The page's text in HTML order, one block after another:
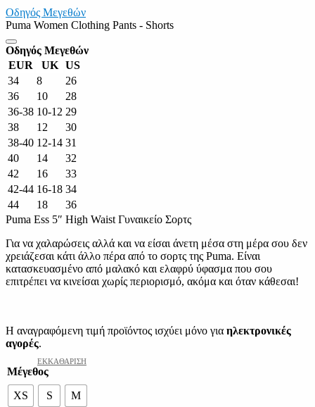
Οδηγός Μεγεθών
Puma Women Clothing Pants - Shorts
Οδηγός Μεγεθών
EUR
UK
US
34
8
26
36
10
28
36-38 10-12 29
38
12
30
38-40 12-14 31
40
14
32
42
16
33
42-44 16-18 34
44
18
36
Puma Ess 5″ High Waist Γυναικείο Σορτς
Για να χαλαρώσεις αλλά και να είσαι άνετη μέσα στη μέρα σου δεν
χρειάζεσαι κάτι άλλο πέρα από το σορτς της Puma. Είναι
κατασκευασμένο από μαλακό και ελαφρύ ύφασμα που σου
επιτρέπει να κινείσαι χωρίς περιορισμό, ακόμα και όταν κάθεσαι!
Η αναγραφόμενη τιμή προϊόντος ισχύει μόνο για ηλεκτρονικές
αγορές.
Μέγεθος
XS S M
ΕΚΚΑΘΆΡΙΣΗ